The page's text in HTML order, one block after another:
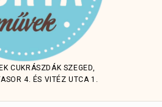
CUKRÁSZDÁK SZEGED,
4. ÉS VITÉZ UTCA 1.